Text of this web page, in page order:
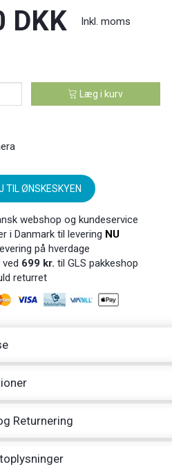
DKK Inkl. moms
Læg i kurv
TIL ØNSKESKYEN
webshop og kundeservice
i Danmark til levering NU
på hverdage
699 kr. til GLS pakkeshop
returret
Returnering